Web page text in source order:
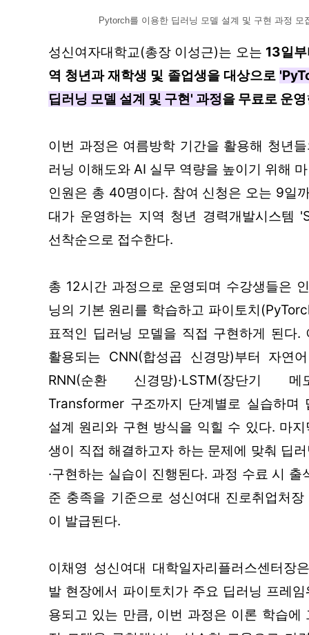
Pytorch를 이용한 딥러닝 모델 설계 및 구현 과정 모
성신여자대학교(총장 이성근)는 오는 13일
역 청년과 재학생 및 졸업생을 대상으로
딥러닝 모델 설계 및 구현' 과정을 무료로 운영
이번 과정은 여름방학 기간을 활용해 청년들
러닝 이해도와 AI 실무 역량을 높이기 위해
인원은 총 40명이다. 참여 신청은 오는 9일
대가 운영하는 지역 청년 경력개발시스템
선착순으로 접수한다.
총 12시간 과정으로 운영되며 수강생들은
닝의 기본 원리를 학습하고 파이토치
표적인 딥러닝 모델을 직접 구현하게 된다.
활용되는 CNN(합성곱 신경망)부터 자연
RNN(순환 신경망)·LSTM(장단기
Transformer 구조까지 단계별로 실습하며
설계 원리와 구현 방식을 익힐 수 있다. 마
생이 직접 해결하고자 하는 문제에 맞춰 딥
·구현하는 실습이 진행된다. 과정 수료 시 출
준 충족을 기준으로 성신여대 진로취업처
이 발급된다.
이채영 성신여대 대학일자리플러스센터장
발 현장에서 파이토치가 주요 딥러닝 프레
용되고 있는 만큼, 이번 과정은 이론 학습에